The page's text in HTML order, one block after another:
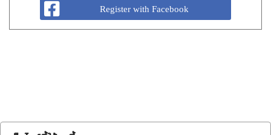
Register with Facebook